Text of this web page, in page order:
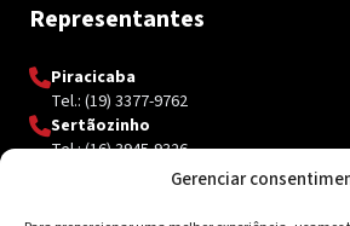
Gerenciar
Representantes
Piracicaba
Tel.: (19) 3377-9762
Sertãozinho
Tel.: (16) 3945-9326